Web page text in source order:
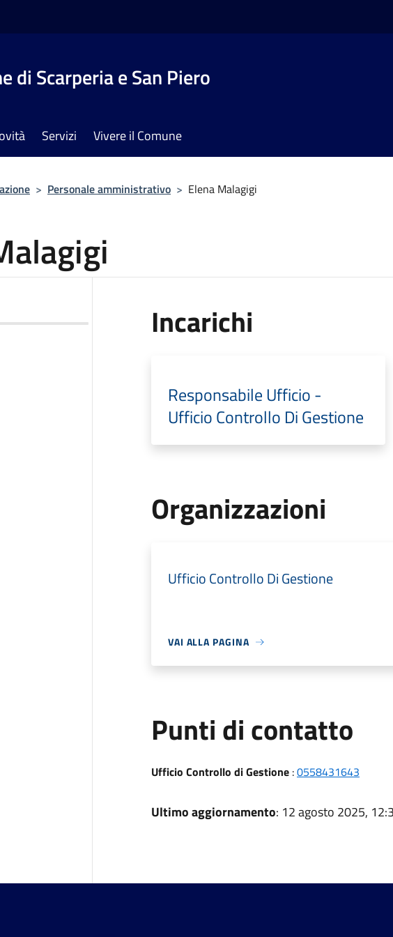
di Scarperia e San Piero
Servizi Vivere il Comune
> Personale amministrativo > Elena Malagigi
Incarichi
Responsabile Ufficio -
Ufficio Controllo Di Gestione
Organizzazioni
Ufficio Controllo Di Gestione
VAI ALLA PAGINA
Punti di contatto
Ufficio Controllo di Gestione:0558431643
Ultimo aggiornamento: 12 agosto 2025,